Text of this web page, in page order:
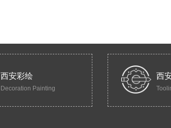
西安彩绘
Decoration Painting
西